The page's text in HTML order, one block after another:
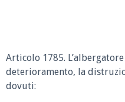
Articolo 1785.
deterioramento, la
dovuti: